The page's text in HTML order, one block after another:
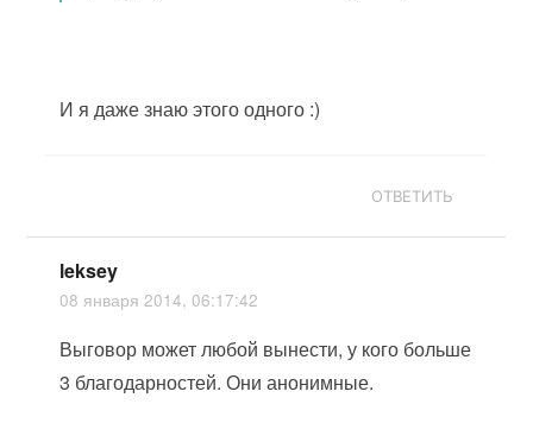
И я даже знаю этого одного :)
ОТВЕТИТЬ
leksey
08 января 2014, 06:17:42
Выговор может любой вынести, у кого больше
3 благодарностей. Они анонимные.